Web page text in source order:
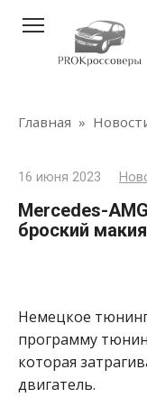
контенту
Главная »
16 июня 2023
Mercedes-
броский
Немецкое
программу
которая
двигатель.